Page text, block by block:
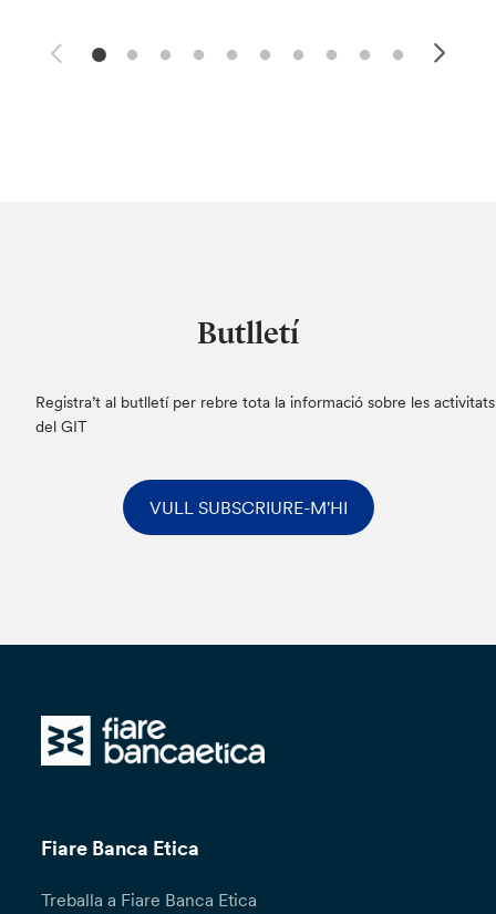
Butlletí
Registra’t al butlletí per rebre tota la informació sobre les activitats
del GIT
VULL SUBSCRIURE-M'HI
Fiare Banca Etica
Treballa a Fiare Banca Etica